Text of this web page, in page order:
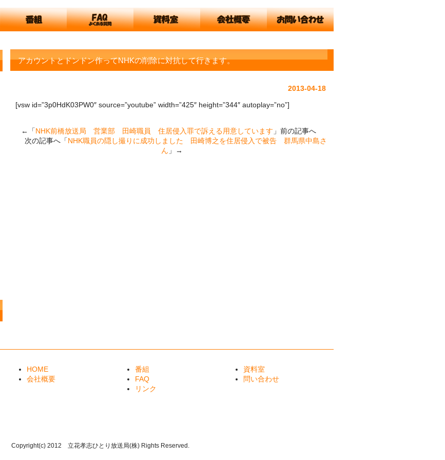
アカウントとドンドン作ってNHKの削除に対抗して行きます。
2013-04-18
[vsw id=”3p0HdK03PW0″ source=”youtube” width=”425″ height=”344″ autoplay=”no”]
←「NHK前橋放送局 営業部 田崎職員 住居侵入罪で訴える用意しています 」前の記事へ
次の記事へ「NHK職員の隠し撮りに成功しました 田崎博之を住居侵入で被告 群馬県中島さ
ん 」→
HOME
会社概要
番組
FAQ
リンク
資料室
問い合わせ
Copyright(c) 2012 立花孝志ひとり放送局(株) Rights Reserved.